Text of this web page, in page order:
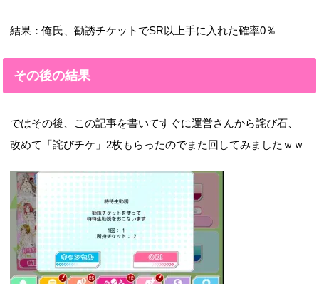
結果：俺氏、勧誘チケットでSR以上手に入れた確率0％
その後の結果
ではその後、この記事を書いてすぐに運営さんから詫び石、
改めて「詫びチケ」2枚もらったのでまた回してみましたｗｗ